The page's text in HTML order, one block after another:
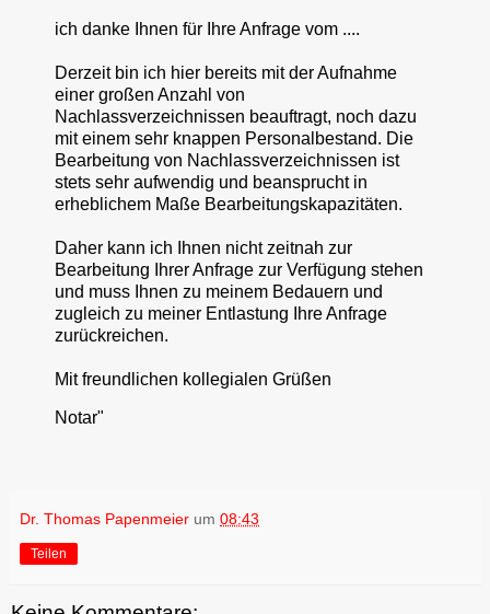
ich danke Ihnen für Ihre Anfrage vom ....
Derzeit bin ich hier bereits mit der Aufnahme
einer großen Anzahl von
Nachlassverzeichnissen beauftragt, noch dazu
mit einem sehr knappen Personalbestand. Die
Bearbeitung von Nachlassverzeichnissen ist
stets sehr aufwendig und beansprucht in
erheblichem Maße Bearbeitungskapazitäten.
Daher kann ich Ihnen nicht zeitnah zur
Bearbeitung Ihrer Anfrage zur Verfügung stehen
und muss Ihnen zu meinem Bedauern und
zugleich zu meiner Entlastung Ihre Anfrage
zurückreichen.
Mit freundlichen kollegialen Grüßen
Notar"
Dr. Thomas Papenmeier um 08:43
Teilen